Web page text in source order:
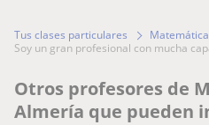
Tus clases particulares
soy un gran profesional con mucha
Otros profesores de
Almería que pueden